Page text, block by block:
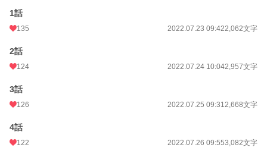
週間ポイント
月間ポイント
年間ポイント
累計ポイント
1話
135 2022.07.23 09:422,062文字
2話
124 2022.07.24 10:042,957文字
3話
126 2022.07.25 09:312,668文字
4話
122 2022.07.26 09:553,082文字